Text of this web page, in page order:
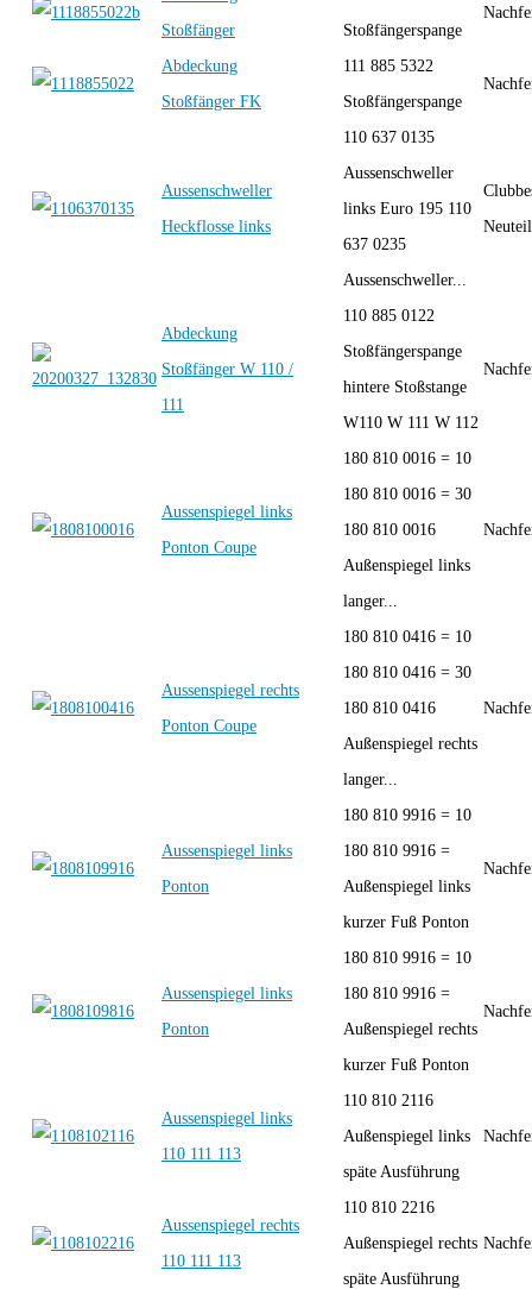
Stoßfänger
Stoßfängerspange
Abdeckung
Stoßfänger FK
111 885 5322
Stoßfängerspange
Aussenschweller
Heckflosse links
110 637 0135
Aussenschweller
links Euro 195 110
637 0235
Aussenschweller...
Abdeckung
Stoßfänger W 110 /
111
110 885 0122
Stoßfängerspange
hintere Stoßstange
W110 W 111 W 112
Aussenspiegel links
Ponton Coupe
180 810 0016 = 10
180 810 0016 = 30
180 810 0016
Außenspiegel links
langer...
Aussenspiegel rechts
Ponton Coupe
180 810 0416 = 10
180 810 0416 = 30
180 810 0416
Außenspiegel rechts
langer...
Aussenspiegel links
Ponton
180 810 9916 = 10
180 810 9916 =
Außenspiegel links
kurzer Fuß Ponton
Aussenspiegel links
Ponton
180 810 9916 = 10
180 810 9916 =
Außenspiegel rechts
kurzer Fuß Ponton
Aussenspiegel links
110 111 113
110 810 2116
Außenspiegel links
späte Ausführung
Aussenspiegel rechts
110 111 113
110 810 2216
Außenspiegel rechts
späte Ausführung